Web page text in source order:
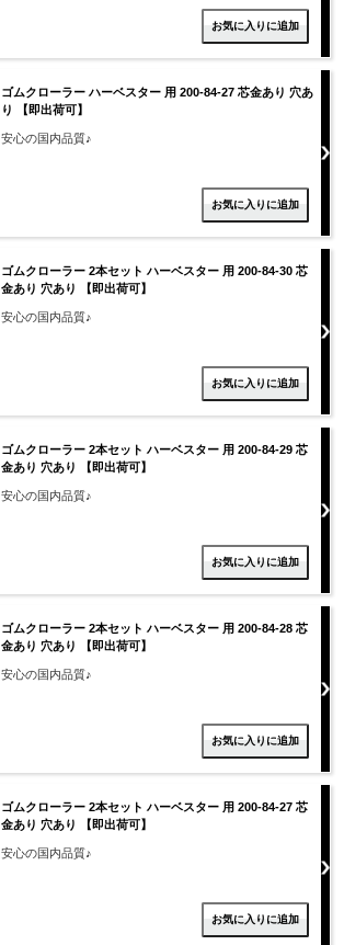
ゴムクローラー ハーベスター 用 200-84-27 芯金あり 穴あ
り 【即出荷可】
安心の国内品質♪
ゴムクローラー 2本セット ハーベスター 用 200-84-30 芯
金あり 穴あり 【即出荷可】
安心の国内品質♪
ゴムクローラー 2本セット ハーベスター 用 200-84-29 芯
金あり 穴あり 【即出荷可】
安心の国内品質♪
ゴムクローラー 2本セット ハーベスター 用 200-84-28 芯
金あり 穴あり 【即出荷可】
安心の国内品質♪
ゴムクローラー 2本セット ハーベスター 用 200-84-27 芯
金あり 穴あり 【即出荷可】
安心の国内品質♪